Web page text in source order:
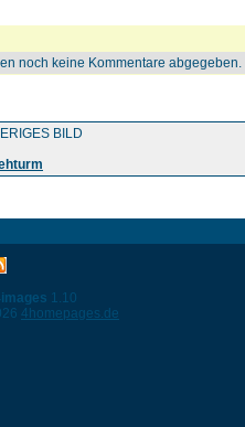
noch keine Kommentare abgegeben.
BILD
1.10
4homepages.de